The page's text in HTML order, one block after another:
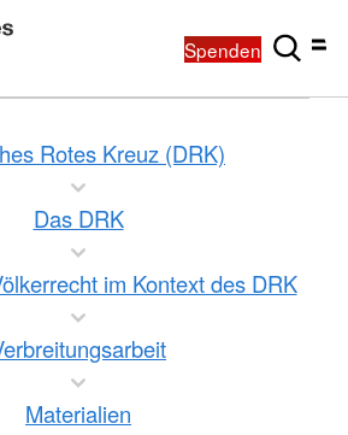
Spenden
Rotes Kreuz (DRK)
Das DRK
im Kontext des DRK
Materialien